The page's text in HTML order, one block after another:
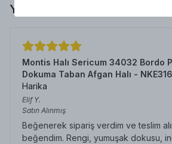
Yorumlar
Montis Halı Sericum 34032 Bordo
Dokuma Taban Afgan Halı -
Harika
Elif Y.
Satın Alınmış
Beğenerek sipariş verdim ve teslim
beğendim. Rengi, yumuşak dokusu,